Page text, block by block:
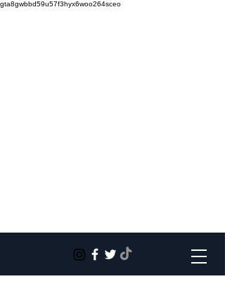
gta8gwbbd59u57f3hyx6woo264sceo